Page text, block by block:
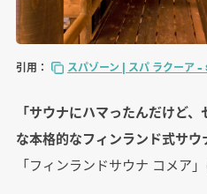
引用： スパゾーン | スパ ラクーア
「サウナにハマったんだけど
な本格的なフィンランド式サウ
「フィンランドサウナ コメア」